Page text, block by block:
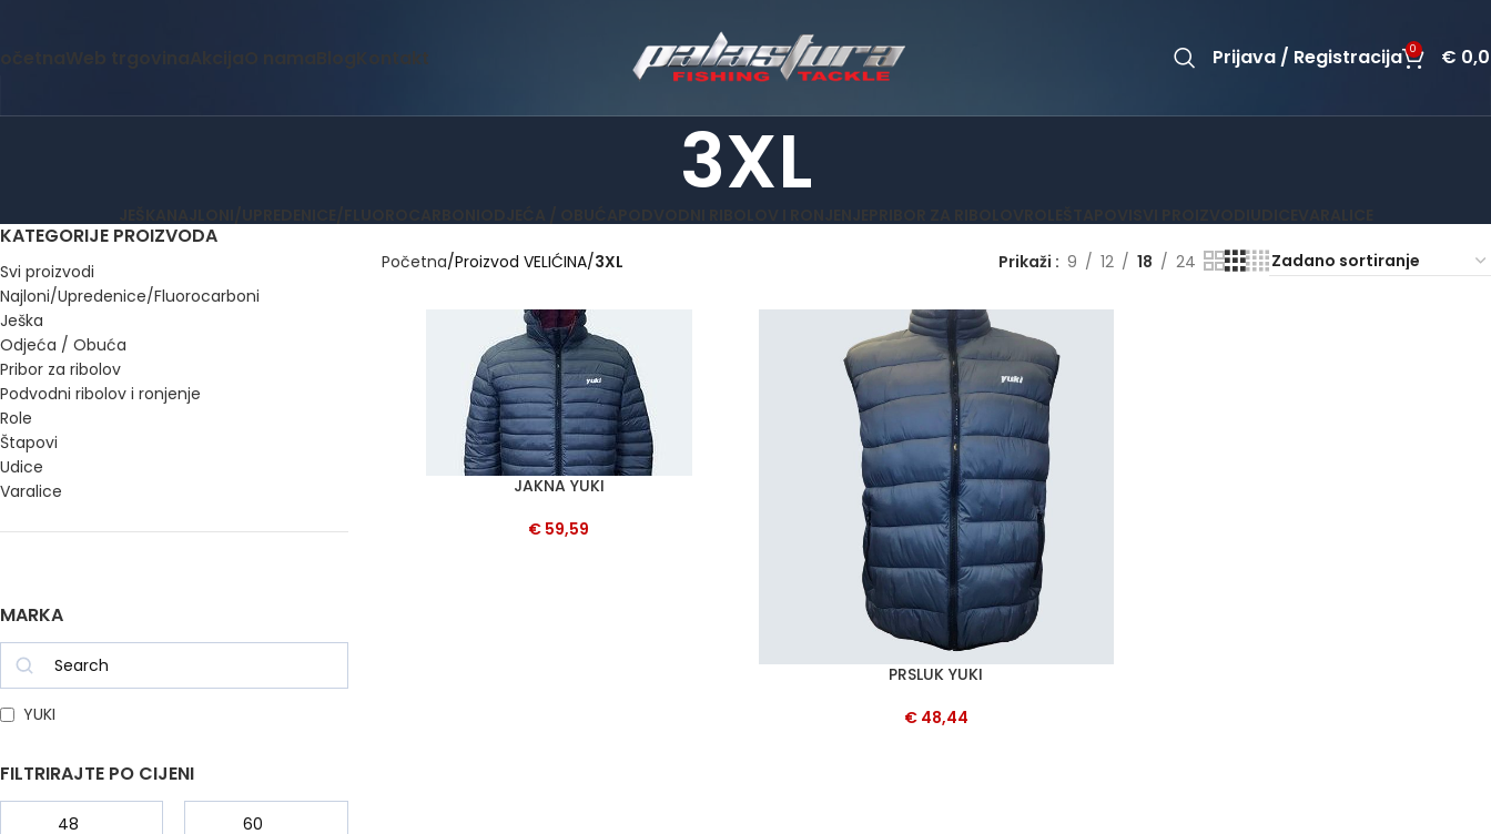
Kontakt Prijava / Registracija 0 €
3XL
KATEGORIJE PROIZVODA
Svi proizvodi
Najloni/Upredenice/Fluorocarboni
Ješka
Odjeća / Obuća
Pribor za ribolov
Podvodni ribolov i ronjenje
Role
Štapovi
Udice
Varalice
MARKA
YUKI
FILTRIRAJTE PO CIJENI
Početna Proizvod VELIĆINA 3XL Prikaži 9 12 18 24
JAKNA YUKI
€ 59,59
PRSLUK YUKI
€48,44